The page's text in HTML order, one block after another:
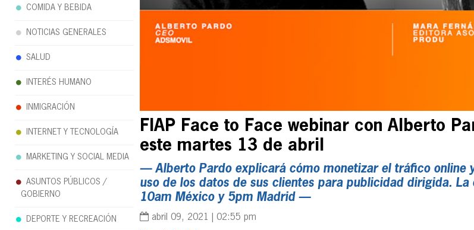
FIAP Face to Face webinar con Alberto
este martes 13 de abril
— Alberto Pardo explicará cómo monetizar el tráfico online
uso de los datos de sus clientes para publicidad dirigida.
10am México y 5pm Madrid —
abril 09, 2021 | 02:55 pm
COMIDA Y BEBIDA
NOTICIAS GENERALES
SALUD
INTERÉS HUMANO
INMIGRACIÓN
INTERNET Y TECNOLOGÍA
MARKETING Y SOCIAL MEDIA
ASUNTOS PÚBLICOS /
GOBIERNO
DEPORTE Y RECREACIÓN